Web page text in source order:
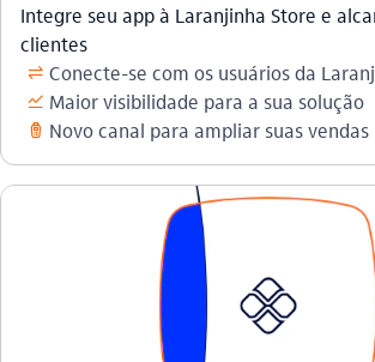
Integre seu app à Laranjinha Store e
clientes
transferencia Conecte-se com os usuários da
acoes Maior visibilidade para a sua solução
maquina_pos_outline Novo canal para ampliar suas vendas